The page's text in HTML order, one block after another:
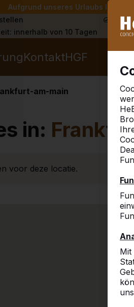
Aufgrund unseres Urlaubs liefern
Mit
innerhalb von 10 Tagen
KontaktHGF
am-main
in:
voor deze locatie.